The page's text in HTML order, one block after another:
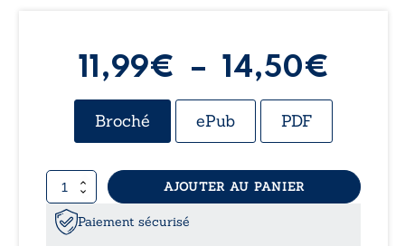
revenir à ce qui, en nous, précède l’action. Car avant
disposition intérieure qui oriente nos choix, nos
réactions et parfois le cours d’une vie.
L’état d’esprit n’est pas un détail : il est souvent le
point de départ de tout.
11,99€ – 14,50€
de
Broché ePub PDF
quantité
de
État
d’esprit
AJOUTER AU PANIER
Paiement sécurisé